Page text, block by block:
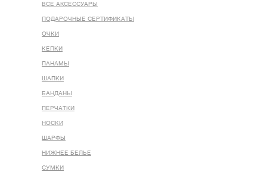
ВСЕ AКСЕССУАРЫ
ПОДАРОЧНЫЕ СЕРТИФИКАТЫ
ОЧКИ
КЕПКИ
ПАНАМЫ
ШАПКИ
БАНДАНЫ
ПЕРЧАТКИ
НОСКИ
ШАРФЫ
НИЖНЕЕ БЕЛЬЕ
СУМКИ